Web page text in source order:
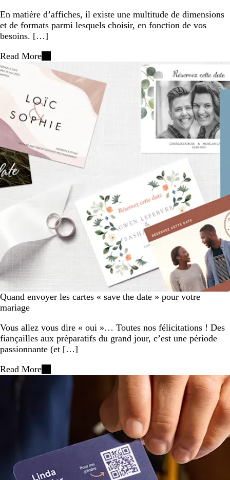
En matière d’affiches, il existe une multitude de dimensions
et de formats parmi lesquels choisir, en fonction de vos
besoins. […]
Read More
Quand envoyer les cartes « save the date » pour votre
mariage
Vous allez vous dire « oui »… Toutes nos félicitations ! Des
fiançailles aux préparatifs du grand jour, c’est une période
passionnante (et […]
Read More